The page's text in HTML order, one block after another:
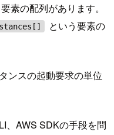
素の配列があります。
という要素の
ンスの起動要求の単位
、AWS SDKの手段を問